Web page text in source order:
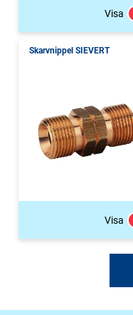
Visa
Skarvnippel SIEVERT
Visa